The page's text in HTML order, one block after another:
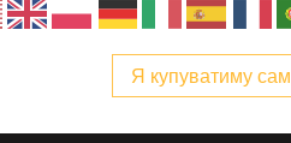
Я купуватиму сам